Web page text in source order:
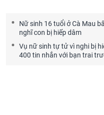
Nữ sinh 16 tuổi ở Cà Mau
nghĩ con bị hiếp dâm
Vụ nữ sinh tự tử vì nghi bị
400 tin nhắn với bạn trai